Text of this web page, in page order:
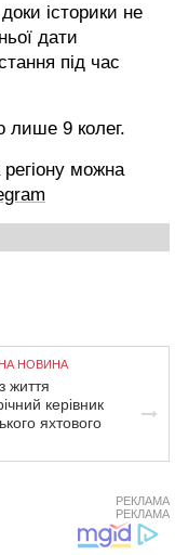
історики не
дати
під час
лише 9 колег.
регіону можна
НОВИНА
життя
керівник
яхтового
РЕКЛАМА
РЕКЛАМА